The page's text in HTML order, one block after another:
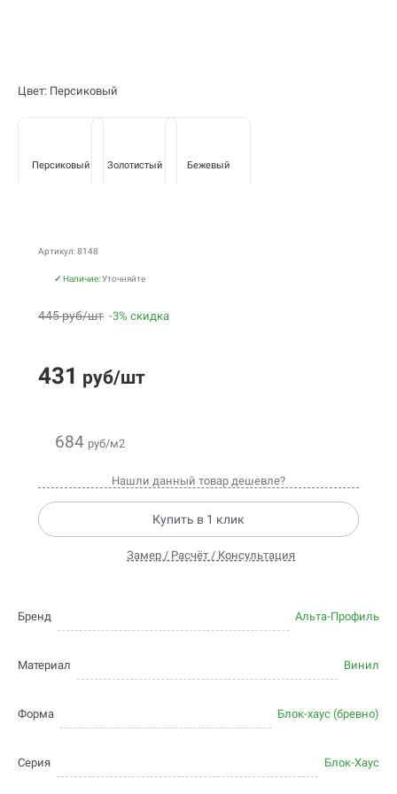
Цвет: Персиковый
Персиковый Золотистый Бежевый
Артикул: 8148
✓ Наличие:Уточняйте
445 руб/шт -3% скидка
431 руб/шт
684 руб/м2
Нашли данный товар дешевле?
Купить в 1 клик
Замер / Расчёт / Консультация
Бренд Альта-Профиль
Материал Винил
Форма Блок-хаус (бревно)
Серия Блок-Хаус